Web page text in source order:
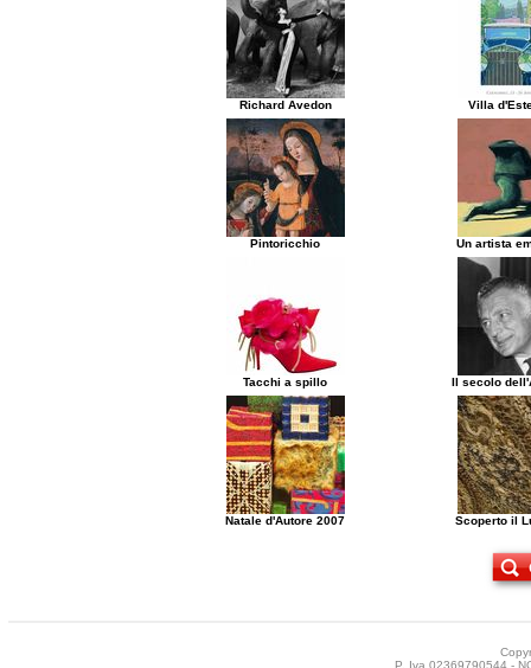
Richard Avedon Villa
Pintoricchio Un artista
Tacchi a spillo Il secolo
Natale d'Autore 2007 Scoperto il
P. Iva 02369790544 -